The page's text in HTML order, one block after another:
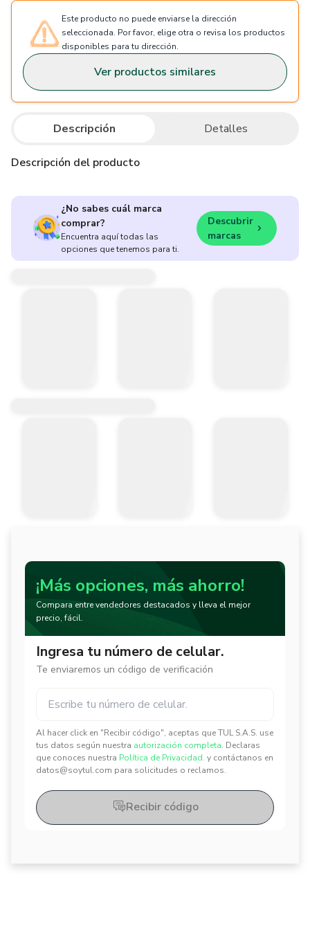
Este producto no puede enviarse la dirección
seleccionada. Por favor, elige otra o revisa los productos
disponibles para tu dirección.
Ver productos similares
Descripción Detalles
Descripción del producto
¿No sabes cuál marca
comprar?
Encuentra aquí todas las
opciones que tenemos para ti.
Descubrir
marcas
¡Más opciones, más ahorro!
Compara entre vendedores destacados y lleva el mejor
precio, fácil.
Ingresa tu número de celular.
Te enviaremos un código de verificación
Al hacer click en "Recibir código", aceptas que TUL S.A.S. use
tus datos según nuestra autorización completa. Declaras
que conoces nuestra Política de Privacidad. y contáctanos en
datos@soytul.com para solicitudes o reclamos.
✕
✕
Recibir código